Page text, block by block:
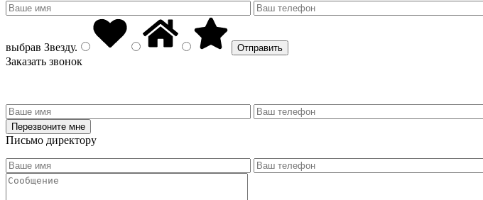
выбрав Звезду.
Заказать звонок
Письмо директору